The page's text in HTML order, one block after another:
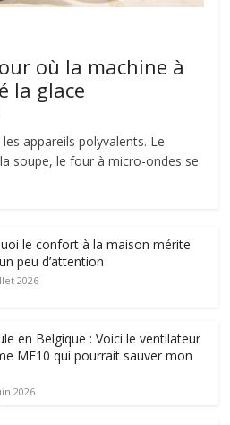
où la machine à
la glace
appareils polyvalents. Le
soupe, le four à micro-ondes se
le confort à la maison mérite
peu d’attention
2026
en Belgique : Voici le ventilateur
MF10 qui pourrait sauver mon
2026